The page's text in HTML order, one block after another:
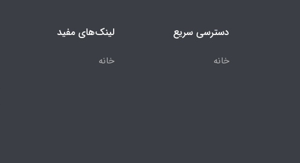
دسترسی سریع
خانه
لینک‌های مفید
خانه